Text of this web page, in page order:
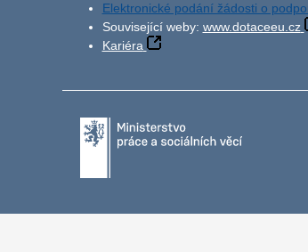
Elektronické podání žádosti o
Související weby: www.dotaceeu.cz
Kariéra